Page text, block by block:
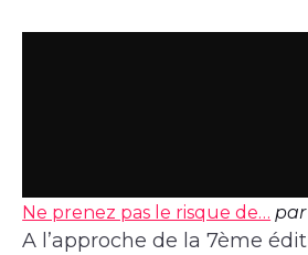
Ne prenez pas le risque de… par
A l’approche de la 7ème